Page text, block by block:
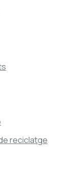
reciclatge